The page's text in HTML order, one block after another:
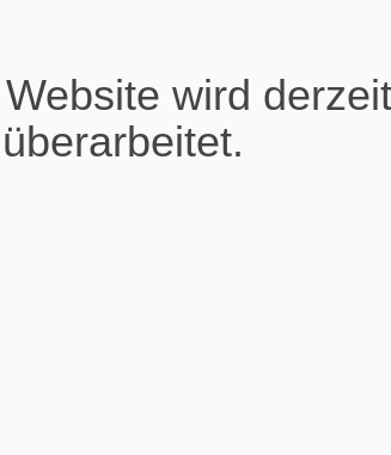
wird derzeit
überarbeitet.